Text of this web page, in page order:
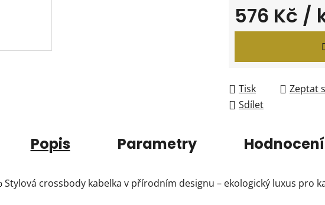
hvězdiček.
576 Kč /
Měrná cena:
Tisk Zeptat
Sdílet
Popis Parametry Hodnocení
Stylová crossbody kabelka v přírodním designu – ekologický luxus pro